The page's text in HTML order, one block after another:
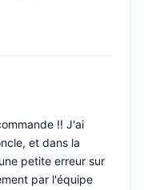
!! J'ai
et dans la
petite erreur sur
par l'équipe